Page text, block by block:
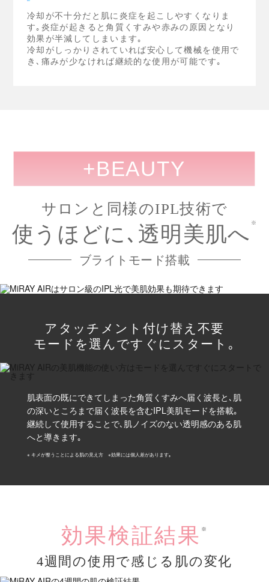
冷却が不十分だと肌に炎症を起こしやすくなりま
す｡炎症が起きると角質くすみや赤みの原因となり
効果が半減してしまいます｡
冷却がしっかりされていれば安心して機械を使用で
き､痛みが少なければ継続的な使用が可能です｡
+BEAUTY
サロンと同様のIPL技術で
使うほどに､透明美肌へ ※
ブライトモード搭載
アタッチメント付け替え不要
モードを選んですぐにスタート｡
肌表面の既にできてしまった角質くすみへ届く波長と､肌
の深いところまで届く波長を含むIPL美肌モードを搭載｡
継続して使用することで､肌ノイズのない透明感のある肌
へと導きます｡
※ キメが整うことによる肌の見え方 ※効果には個人差があります｡
効果検証結果 ※
4週間の使用で感じる肌の変化